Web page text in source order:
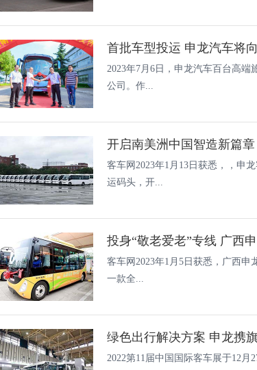
首批车型投运 申龙汽车将
2023年7月6日，申龙汽车百台高
公司。作...
客车网2023年1月13日获悉，，申
运码头，开...
客车网2023年1月5日获悉，广西申
一款全...
2022第11届中国国际客车展于12月